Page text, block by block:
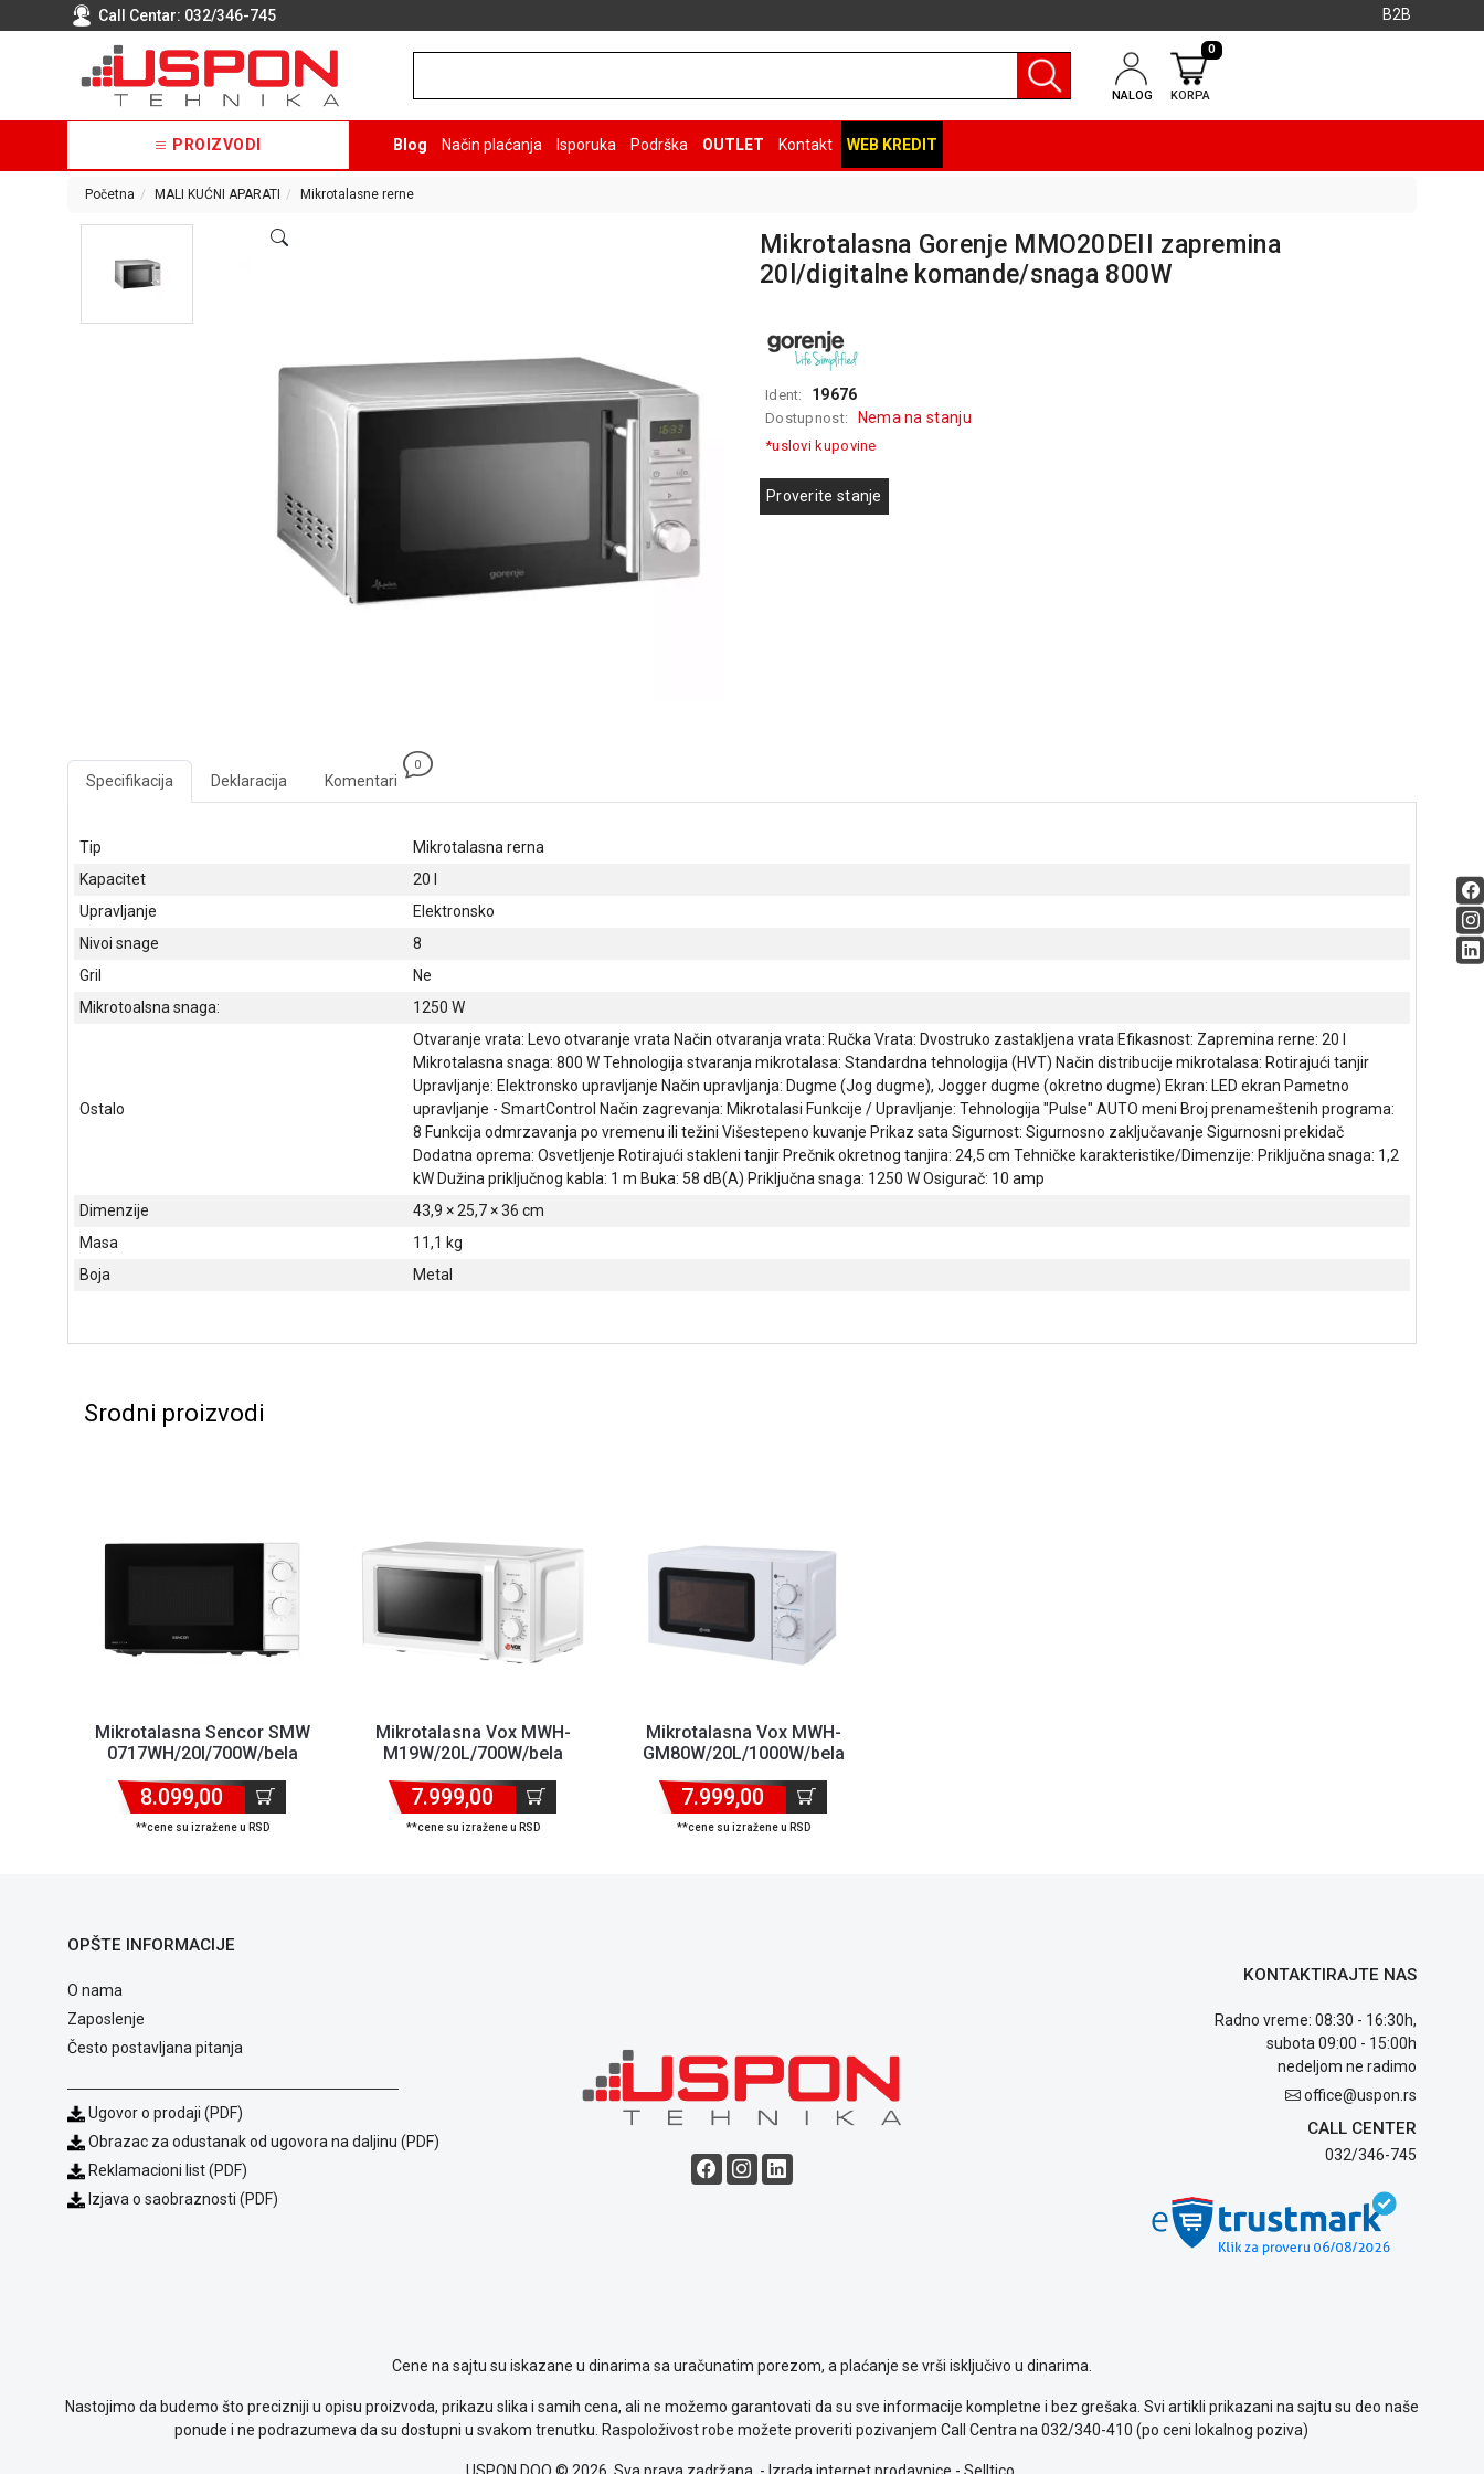
Call Centar: 032/346-745 B2B
NALOG KORPA
0
PROIZVODI Blog Način plaćanja Isporuka Podrška OUTLET Kontakt WEB KREDIT
Početna MALI KUĆNI APARATI Mikrotalasne rerne
Mikrotalasna Gorenje MMO20DEII zapremina
20l/digitalne komande/snaga 800W
Ident: 19676
Dostupnost: Nema na stanju
*uslovi kupovine
Proverite stanje
Specifikacija Deklaracija Komentari
0
Tip
Mikrotalasna rerna
Kapacitet
20 l
Upravljanje
Elektronsko
Nivoi snage
8
Gril
Ne
Mikrotoalsna snaga:
1250 W
Ostalo
Otvaranje vrata: Levo otvaranje vrata Način otvaranja vrata: Ručka Vrata: Dvostruko zastakljena vrata Efikasnost: Zapremina rerne: 20 l
Mikrotalasna snaga: 800 W Tehnologija stvaranja mikrotalasa: Standardna tehnologija (HVT) Način distribucije mikrotalasa: Rotirajući tanjir
Upravljanje: Elektronsko upravljanje Način upravljanja: Dugme (Jog dugme), Jogger dugme (okretno dugme) Ekran: LED ekran Pametno
upravljanje - SmartControl Način zagrevanja: Mikrotalasi Funkcije / Upravljanje: Tehnologija "Pulse" AUTO meni Broj prenameštenih programa:
8 Funkcija odmrzavanja po vremenu ili težini Višestepeno kuvanje Prikaz sata Sigurnost: Sigurnosno zaključavanje Sigurnosni prekidač
Dodatna oprema: Osvetljenje Rotirajući stakleni tanjir Prečnik okretnog tanjira: 24,5 cm Tehničke karakteristike/Dimenzije: Priključna snaga: 1,2
kW Dužina priključnog kabla: 1 m Buka: 58 dB(A) Priključna snaga: 1250 W Osigurač: 10 amp
Dimenzije
43,9 × 25,7 × 36 cm
Masa
11,1 kg
Boja
Metal
Srodni proizvodi
Mikrotalasna Sencor SMW
0717WH/20l/700W/bela
8.099,00
**cene su izražene u RSD
Mikrotalasna Vox MWH-
M19W/20L/700W/bela
7.999,00
**cene su izražene u RSD
Mikrotalasna Vox MWH-
GM80W/20L/1000W/bela
7.999,00
**cene su izražene u RSD
OPŠTE INFORMACIJE
O nama
Zaposlenje
Često postavljana pitanja
Ugovor o prodaji (PDF)
Obrazac za odustanak od ugovora na daljinu (PDF)
Reklamacioni list (PDF)
Izjava o saobraznosti (PDF)
KONTAKTIRAJTE NAS
Radno vreme: 08:30 - 16:30h,
subota 09:00 - 15:00h
nedeljom ne radimo
office@uspon.rs
CALL CENTER
032/346-745
Cene na sajtu su iskazane u dinarima sa uračunatim porezom, a plaćanje se vrši isključivo u dinarima.
Nastojimo da budemo što precizniji u opisu proizvoda, prikazu slika i samih cena, ali ne možemo garantovati da su sve informacije kompletne i bez grešaka. Svi artikli prikazani na sajtu su deo naše
ponude i ne podrazumeva da su dostupni u svakom trenutku. Raspoloživost robe možete proveriti pozivanjem Call Centra na 032/340-410 (po ceni lokalnog poziva)